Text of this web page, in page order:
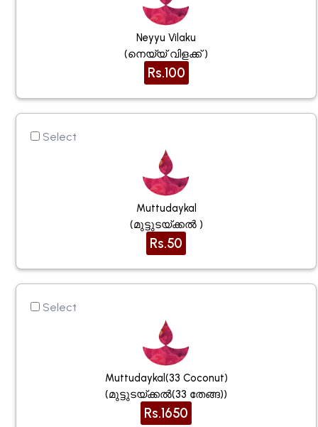
Neyyu Vilaku
(നെയ്യ് വിളക്ക് )
Rs.100
Select
Muttudaykal
(മുട്ടുടയ്ക്കൽ )
Rs.50
Select
Muttudaykal(33 Coconut)
(മുട്ടുടയ്ക്കൽ(33 തേങ്ങ))
Rs.1650